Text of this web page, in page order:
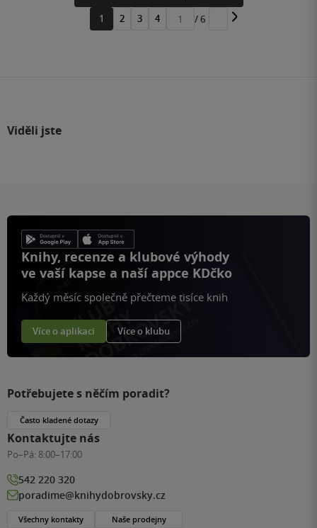
1 2 3 4
Přejít
/ 6
Viděli jste
Knihy, recenze a klubové výhody
ve vaší kapse a naší appce KDčko
Každý měsíc společně přečteme tisíce knih
Více o aplikaci Více o klubu
Potřebujete s něčím poradit?
Často kladené dotazy
Kontaktujte nás
Po–Pá: 8:00–17:00
542 220 320
poradime@knihydobrovsky.cz
Všechny kontakty Naše prodejny